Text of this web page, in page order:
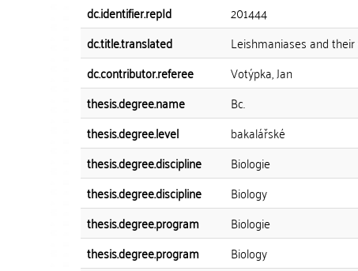
dc.identifier.repId
201444
dc.title.translated
Leishmaniases and
dc.contributor.referee
Votýpka, Jan
thesis.degree.name
Bc.
thesis.degree.level
bakalářské
thesis.degree.discipline
Biologie
thesis.degree.discipline
Biology
thesis.degree.program
Biologie
thesis.degree.program
Biology